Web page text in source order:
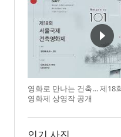
영화로 만나는 건축… 제18
영화제 상영작 공개
인기 사진